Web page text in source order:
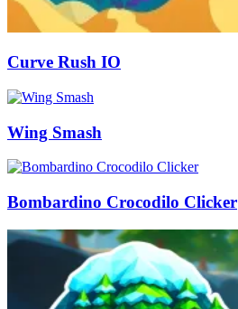
Curve Rush IO
Wing Smash
Bombardino Crocodilo Clicker